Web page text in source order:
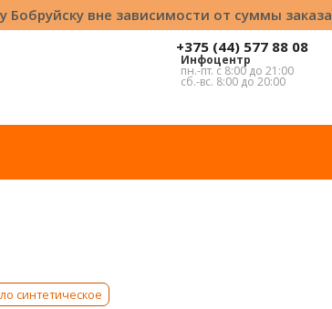
Бобруйску вне зависимости от суммы заказа
+375 (44) 577 88 08
Инфоцентр
пн.-пт. с 8:00 до 21:00
сб.-вс. 8:00 до 20:00
синтетическое